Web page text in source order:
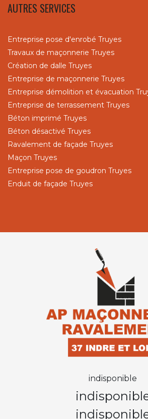
AUTRES SERVICES
Entreprise pose d'enrobé Truyes
Travaux de maçonnerie Truyes
Création de dalle Truyes
Entreprise de maçonnerie Truyes
Entreprise démolition et évacuation
Entreprise de terrassement Truyes
Béton imprimé Truyes
Béton désactivé Truyes
Ravalement de façade Truyes
Maçon Truyes
Entreprise pose de goudron Truyes
Enduit de façade Truyes
indisponible